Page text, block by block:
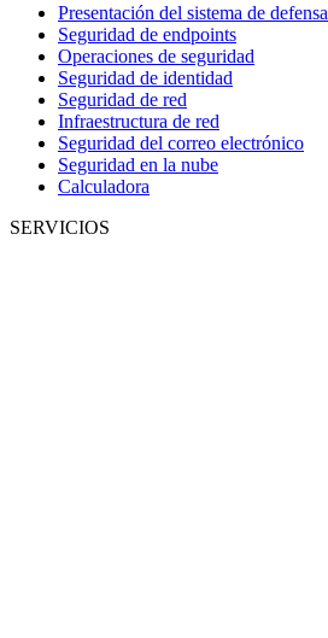
Presentación del sistema de defensa
Seguridad de endpoints
Operaciones de seguridad
Seguridad de identidad
Seguridad de red
Infraestructura de red
Seguridad del correo electrónico
Seguridad en la nube
Calculadora
SERVICIOS